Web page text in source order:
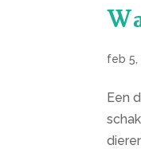
feb 5,
Een